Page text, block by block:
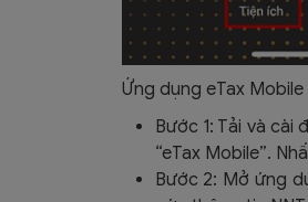
Ứng dụng eTax
Bước 1: Tải và
“eTax Mobile”.
Bước 2: Mở ứng